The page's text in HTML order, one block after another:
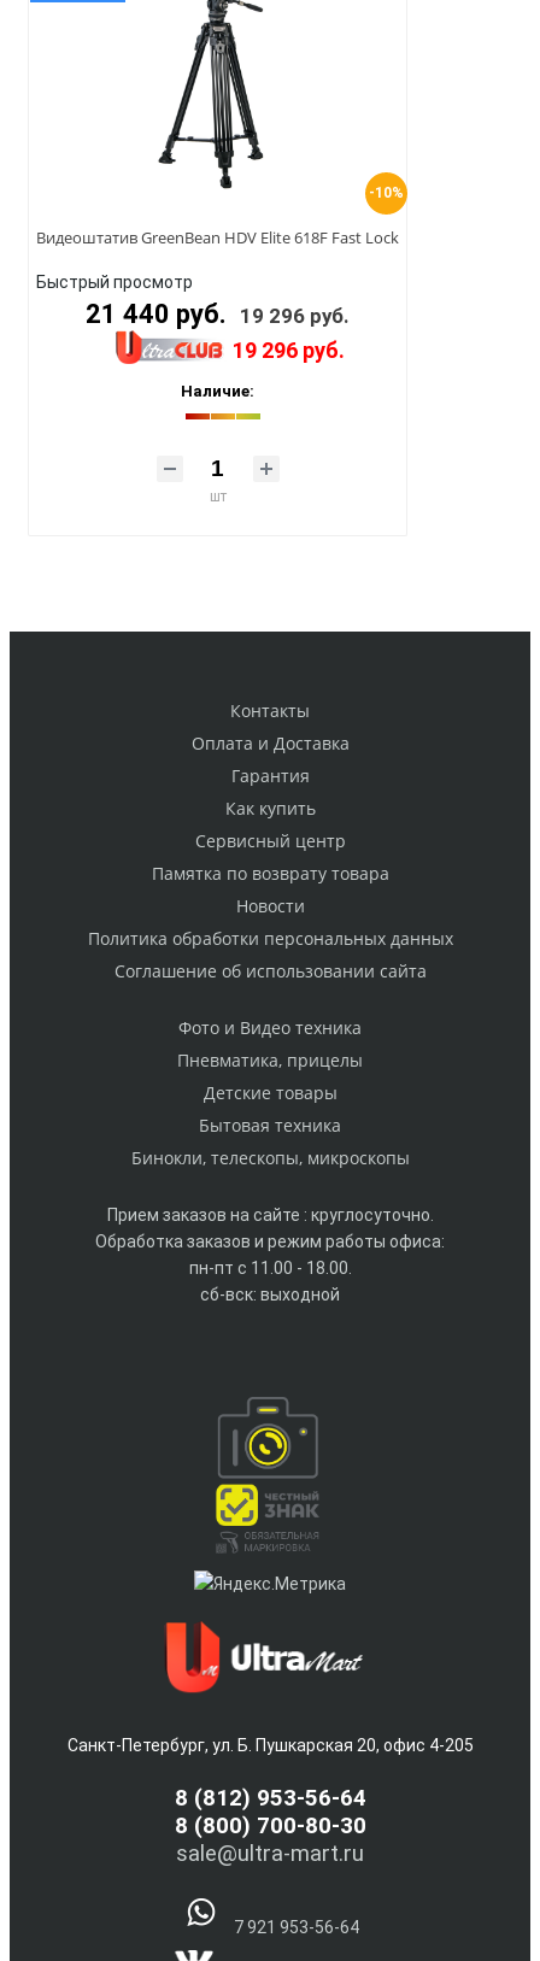
-10%
Видеоштатив GreenBean HDV Elite 618F Fast Lock
Быстрый просмотр
21 440 руб. 19 296 руб.
19 296 руб.
Наличие:
шт
Контакты
Оплата и Доставка
Гарантия
Как купить
Cервисный центр
Памятка по возврату товара
Новости
Политика обработки персональных данных
Cоглашение об использовании сайта
Фото и Видео техника
Пневматика, прицелы
Детские товары
Бытовая техника
Бинокли, телескопы, микроскопы
Прием заказов на сайте : круглосуточно.
Обработка заказов и режим работы офиса:
пн-пт с 11.00 - 18.00.
сб-вск: выходной
Санкт-Петербург, ул. Б. Пушкарская 20, офис 4-205
8 (812) 953-56-64
8 (800) 700-80-30
sale@ultra-mart.ru
7 921 953-56-64